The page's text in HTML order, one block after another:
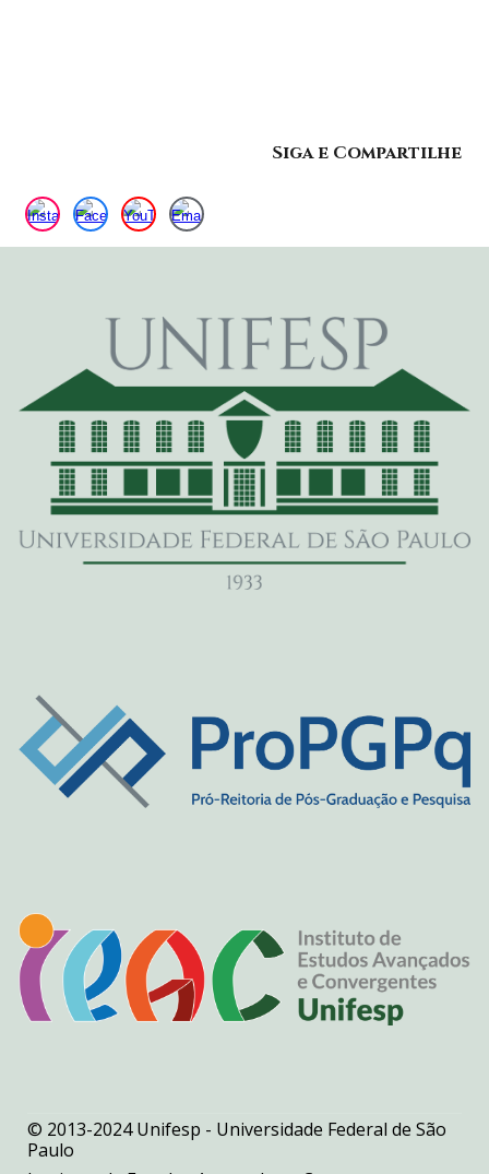
Siga e Compartilhe
© 2013-2024 Unifesp - Universidade Federal de São
Paulo